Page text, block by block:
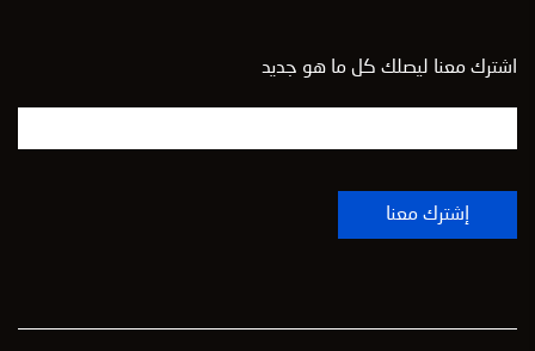
اشترك معنا ليصلك كل ما هو جديد